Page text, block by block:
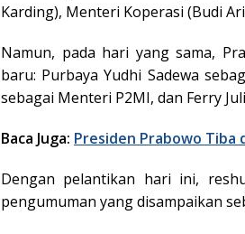
Karding), Menteri Koperasi (Budi
Namun, pada hari yang sama,
baru: Purbaya Yudhi Sadewa
sebagai Menteri P2MI, dan Ferry
Baca Juga: Presiden Prabowo Tiba
Dengan pelantikan hari ini,
pengumuman yang disampaikan